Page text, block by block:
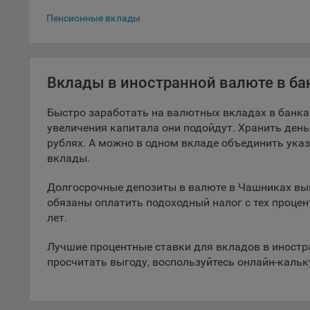
5.3.
5.4.
9.1.
Пенсионные вклады
Вклады в иностранной валюте в
Быстро заработать на валютных вкладах в
увеличения капитала они подойдут. Хранить
рублях. А можно в одном вкладе объединить
вклады.
Долгосрочные депозиты в валюте в Чашниках
обязаны оплатить подоходный налог с тех
лет.
Лучшие процентные ставки для вкладов в
просчитать выгоду, воспользуйтесь онлайн-